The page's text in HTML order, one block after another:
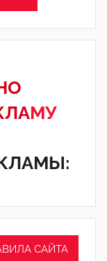
МУ
САЙТА